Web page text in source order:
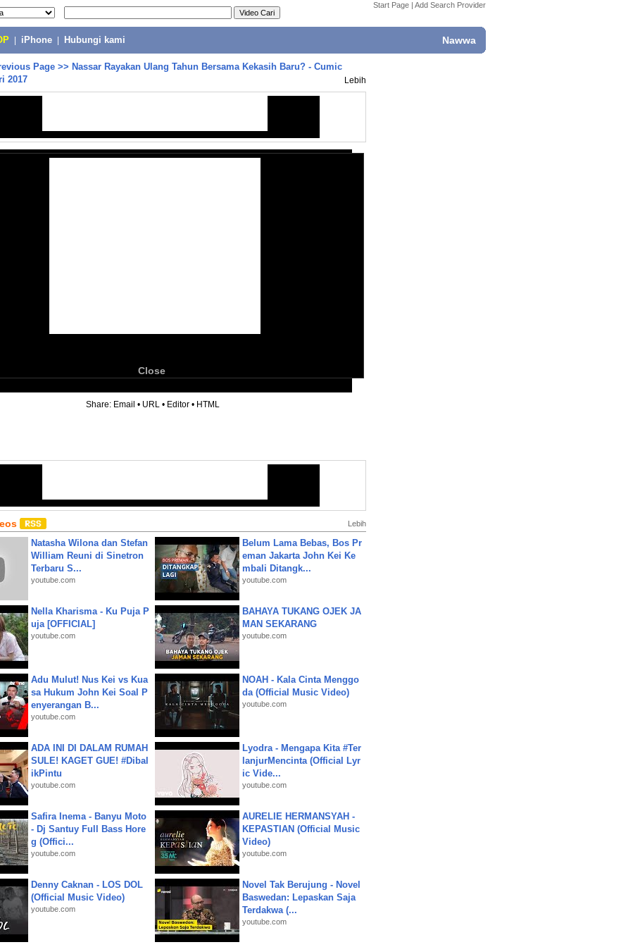
Start Page | Add Search Provider
iPhone Hubungi kami Nawwa
Page >> Nassar Rayakan Ulang Tahun Bersama Kekasih Baru? - Cumic
2017
Lebih
Close
Share: Email • URL • Editor • HTML
Lebih
Natasha Wilona dan Stefan
William Reuni di Sinetron
Terbaru S...
youtube.com
Belum Lama Bebas, Bos Pr
eman Jakarta John Kei Ke
mbali Ditangk...
youtube.com
Nella Kharisma - Ku Puja P
uja [OFFICIAL]
youtube.com
BAHAYA TUKANG OJEK JA
MAN SEKARANG
youtube.com
Adu Mulut! Nus Kei vs Kua
sa Hukum John Kei Soal P
enyerangan B...
youtube.com
NOAH - Kala Cinta Menggo
da (Official Music Video)
youtube.com
ADA INI DI DALAM RUMAH
SULE! KAGET GUE! #Dibal
ikPintu
youtube.com
Lyodra - Mengapa Kita #Ter
lanjurMencinta (Official Lyr
ic Vide...
youtube.com
Safira Inema - Banyu Moto
- Dj Santuy Full Bass Hore
g (Offici...
youtube.com
AURELIE HERMANSYAH -
KEPASTIAN (Official Music
Video)
youtube.com
Denny Caknan - LOS DOL
(Official Music Video)
youtube.com
Novel Tak Berujung - Novel
Baswedan: Lepaskan Saja
Terdakwa (...
youtube.com